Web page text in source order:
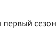
сезон